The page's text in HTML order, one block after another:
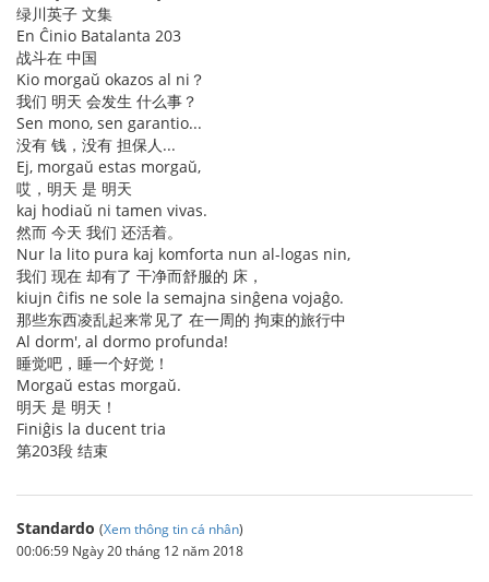
绿川英子 文集
En Ĉinio Batalanta 203
战斗在 中国
Kio morgaŭ okazos al ni？
我们 明天 会发生 什么事？
Sen mono, sen garantio...
没有 钱，没有 担保人...
Ej, morgaŭ estas morgaŭ,
哎，明天 是 明天
kaj hodiaŭ ni tamen vivas.
然而 今天 我们 还活着。
Nur la lito pura kaj komforta nun al-logas nin,
我们 现在 却有了 干净而舒服的 床，
kiujn ĉifis ne sole la semajna sinĝena vojaĝo.
那些东西凌乱起来常见了 在一周的 拘束的旅行中
Al dorm', al dormo profunda!
睡觉吧，睡一个好觉！
Morgaŭ estas morgaŭ.
明天 是 明天！
Finiĝis la ducent tria
第203段 结束
Standardo (Xem thông tin cá nhân)
00:06:59 Ngày 20 tháng 12 năm 2018